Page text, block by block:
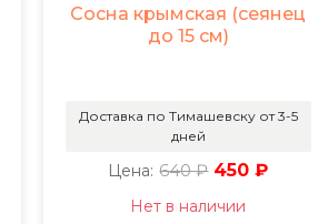
Сосна крымская (сеянец
до 15 см)
Доставка по Тимашевску от 3-5
дней
Цена: 640 ₽ 450 ₽
Нет в наличии